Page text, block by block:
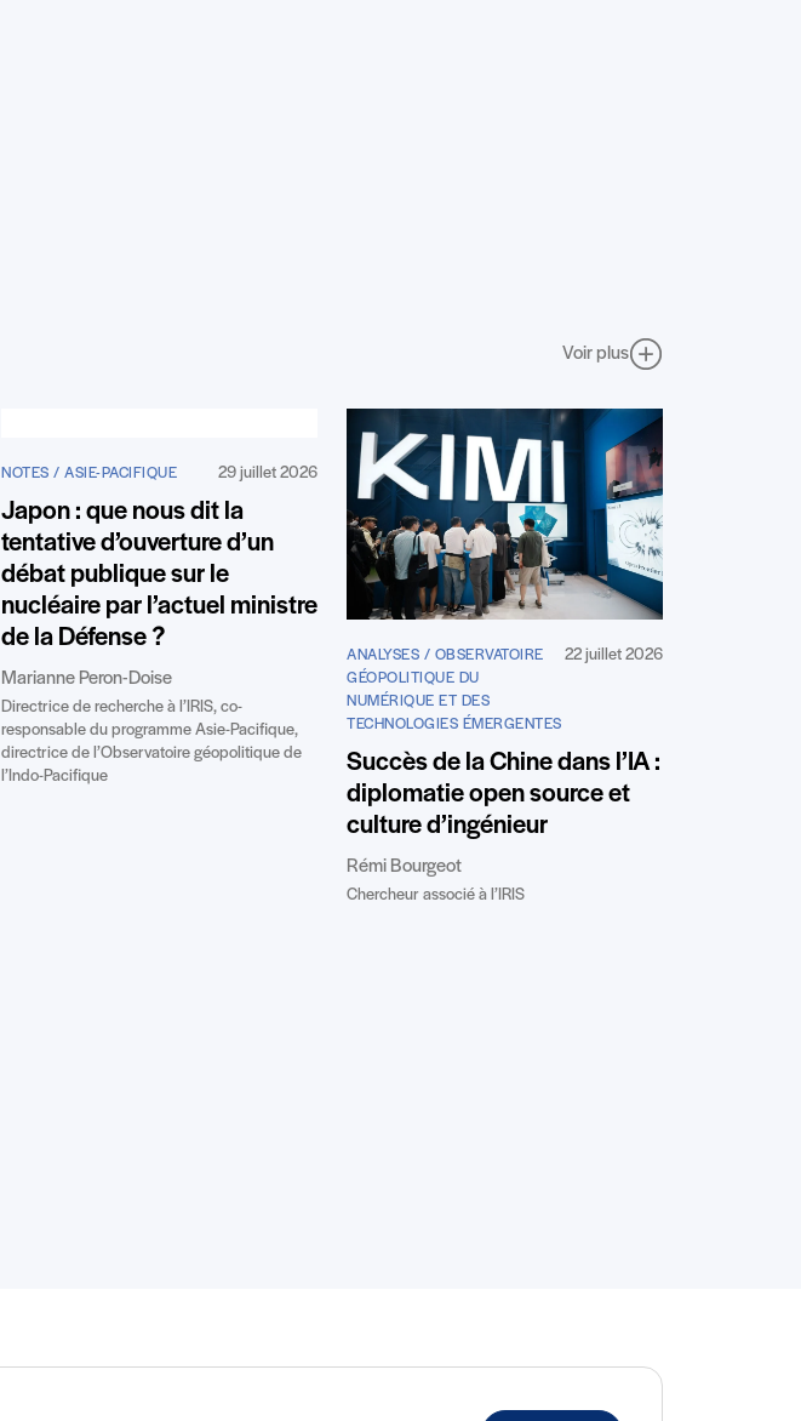
Voir plus
NOTES / ASIE-PACIFIQUE 29 juillet 2026
Japon : que nous dit la
tentative d’ouverture d’un
débat publique sur le
nucléaire par l’actuel ministre
de la Défense ?
Marianne Peron-Doise
Directrice de recherche à l’IRIS, co-
responsable du programme Asie-Pacifique,
directrice de l’Observatoire géopolitique de
l’Indo-Pacifique
ANALYSES / OBSERVATOIRE
GÉOPOLITIQUE DU
NUMÉRIQUE ET DES
TECHNOLOGIES ÉMERGENTES
22 juillet 2026
Succès de la Chine dans l’IA :
diplomatie open source et
culture d’ingénieur
Rémi Bourgeot
Chercheur associé à l’IRIS